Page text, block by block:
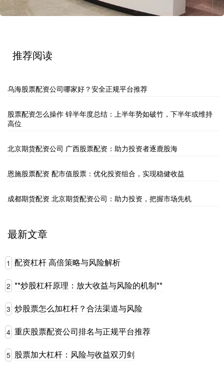
推荐阅读
乌海股票配资公司哪家好？安全正规平台推荐
股票配资怎么操作 锌半年度总结：上半年势如破竹，下半年或维持
高位
北京期货配资公司 广西股票配资：助力投资者逐鹿股海
恩施股票配资 配市值股票：优化投资组合，实现稳健收益
成都期货配资 北京期货配资公司：助力投资，把握市场先机
最新文章
1 配资杠杆 高倍策略与风险解析
2 **炒股杠杆原理：放大收益与风险的机制**
3 炒股票怎么加杠杆？合法渠道与风险
4 重庆股票配资公司排名与正规平台推荐
5 股票加大杠杆：风险与收益双刃剑